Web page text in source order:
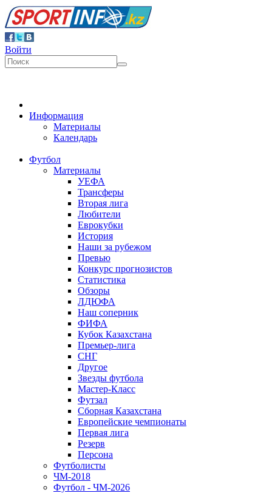
Войти
Информация
Материалы
Календарь
Футбол
Материалы
УЕФА
Трансферы
Вторая лига
Любители
Еврокубки
История
Наши за рубежом
Превью
Конкурс прогнозистов
Статистика
Обзоры
ЛДЮФА
Наш соперник
ФИФА
Кубок Казахстана
Премьер-лига
СНГ
Другое
Звезды футбола
Мастер-Класс
Футзал
Сборная Казахстана
Европейские чемпионаты
Первая лига
Резерв
Персона
Футболисты
ЧМ-2018
Футбол - ЧМ-2026